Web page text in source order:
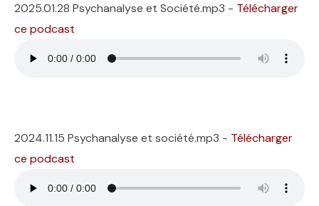
2025.01.28 Psychanalyse et Société.mp3 - Télécharger
ce podcast
2024.11.15 Psychanalyse et société.mp3 - Télécharger
ce podcast